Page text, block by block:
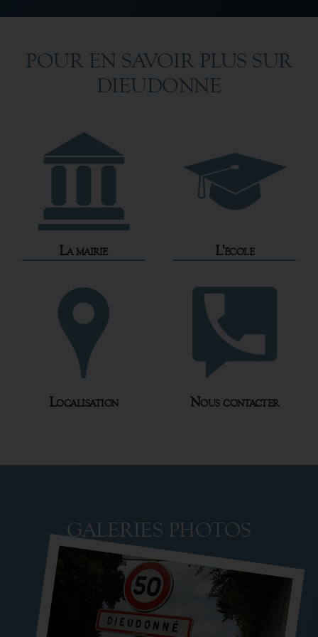
POUR EN SAVOIR PLUS SUR
DIEUDONNE
La mairie L'école
Localisation Nous contacter
GALERIES PHOTOS